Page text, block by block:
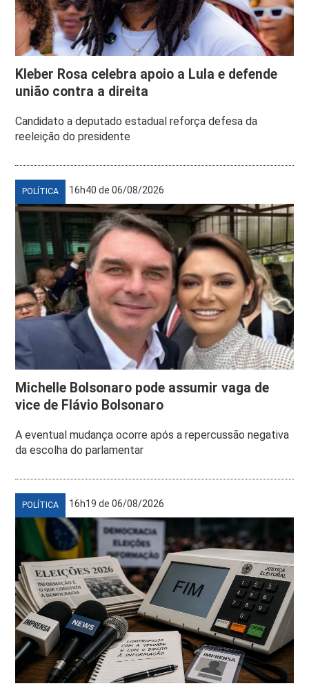
Kleber Rosa celebra apoio a Lula e defende
união contra a direita
Candidato a deputado estadual reforça defesa da
reeleição do presidente
POLÍTICA 16h40 de 06/08/2026
Michelle Bolsonaro pode assumir vaga de
vice de Flávio Bolsonaro
A eventual mudança ocorre após a repercussão negativa
da escolha do parlamentar
POLÍTICA 16h19 de 06/08/2026